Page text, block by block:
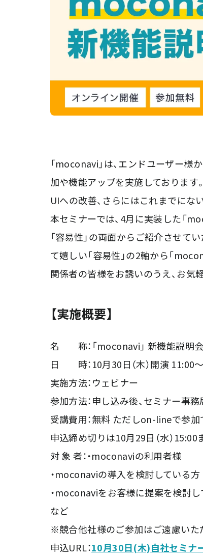
「moconavi」は、エンドユーザー
加や機能アップを実施しております
UIへの改善、さらにはこれまでにな
本セミナーでは、4月に実装した「
「容易性」の両面からご紹介させて
て嬉しい「容易性」の2軸から「
関係者の皆様をお誘いのうえ、お気
【実施概要】
名 称：「moconavi」 新機能説明会
日 時：10月30日（木）開演 11:00
実施方法：ウェビナー
参加方法：申し込み後、セミナー事
受講費用：無料 ただしon-lineで参
申込締め切りは10月29日（水）15:00
対 象 者：・moconaviの利用者様
・moconaviの導入を検討している方
・moconaviをお客様に提案を検討
など
※競合他社様のご参加はご遠慮いた
申込URL：10月30日(木)自社セミナ